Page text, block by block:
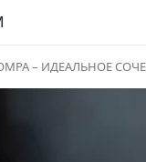
– ИДЕАЛЬНОЕ